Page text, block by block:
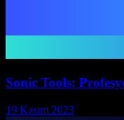
Sonic Tools:
19 Kasım 2023